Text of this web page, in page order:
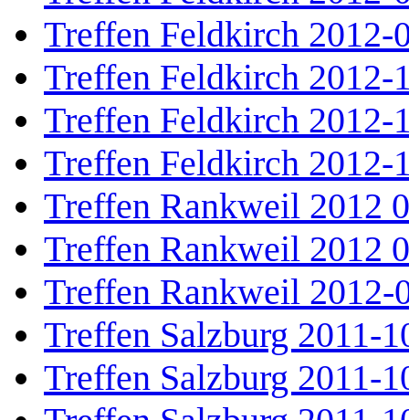
Treffen Feldkirch 2012-
Treffen Feldkirch 2012-
Treffen Feldkirch 2012-
Treffen Feldkirch 2012-
Treffen Rankweil 2012
Treffen Rankweil 2012
Treffen Rankweil 2012-
Treffen Salzburg 2011-
Treffen Salzburg 2011-